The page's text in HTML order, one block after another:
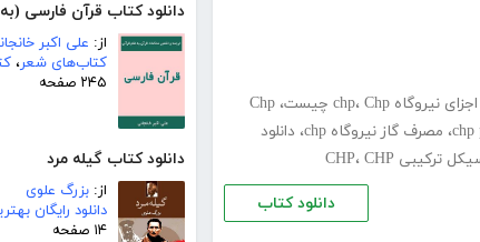
دانلود کتاب قرآن فارسی
از: علی اکبر
کتاب‌های شعر،
۲۴۵ صفحه
دانلود کتاب گیله مرد
از: بزرگ علوی
دانلود رایگان
۱۴ صفحه
اجزای نیروگاه chp ، Chp چیست ، Chp
، مصرف گاز نیروگاه chp ، دانلود
، CHP
دانلود کتاب